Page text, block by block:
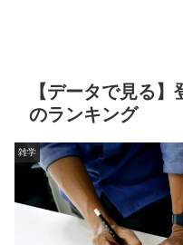
【データで見る
のランキング
雑学